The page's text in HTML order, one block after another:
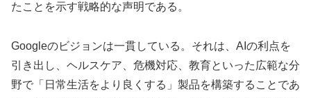
たことを示す戦略的な声明である。
Googleのビジョンは一貫している。それは、AIの利点を
引き出し、ヘルスケア、危機対応、教育といった広範な分
野で「日常生活をより良くする」製品を構築することであ